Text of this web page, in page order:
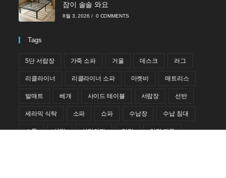
잠이 솔솔 와요
8월 3, 2026 / 0 COMMENTS
Tags
5단 서랍장 가죽 소파 거울 데스크 러그
리클라이너 리클라이너 소파 마켓비 매트리스
발매트 베개 사이드 테이블 서랍장 선반
세라믹 식탁 소파 쇼파 수납장 수납 침대
스툴 식탁 식탁의자 암막 암막 커튼